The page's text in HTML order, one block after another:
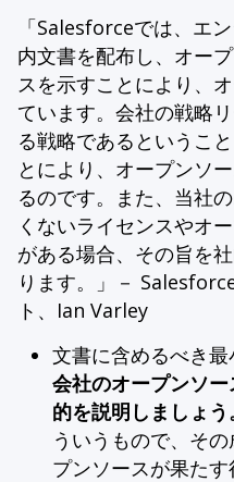
「Salesforceでは、エ
内文書を配布し、オー
スを示すことにより、
ています。会社の戦略
る戦略であるというこ
とにより、オープンソ
るのです。また、当社
くないライセンスやオ
がある場合、その旨を
ります。」－
ト、Ian Varley
文書に含めるべき最
会社のオープンソ
的を説明しましょう
ういうもので、そ
プンソースが果た